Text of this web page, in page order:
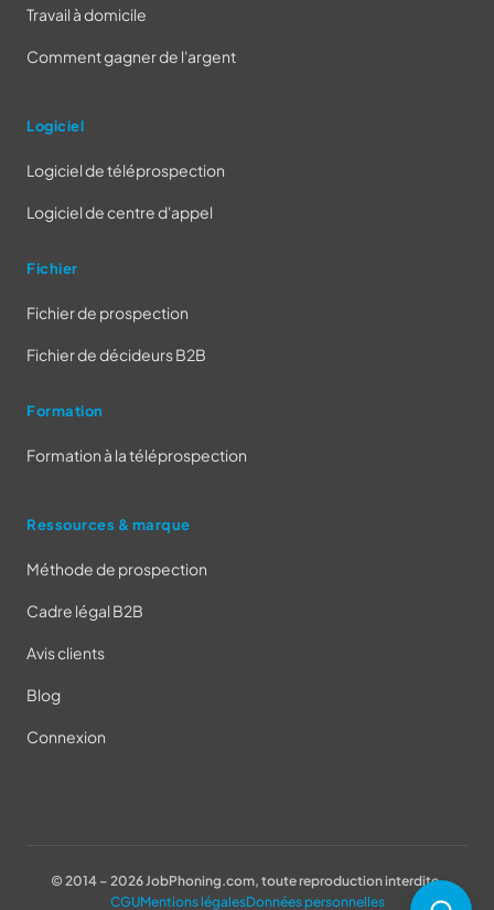
Travail à domicile
Comment gagner de l'argent
Logiciel
Logiciel de téléprospection
Logiciel de centre d'appel
Fichier
Fichier de prospection
Fichier de décideurs B2B
Formation
Formation à la téléprospection
Ressources & marque
Méthode de prospection
Cadre légal B2B
Avis clients
Blog
Connexion
© 2014 – 2026 JobPhoning.com, toute reproduction interdite.
CGUMentions légalesDonnées personnelles